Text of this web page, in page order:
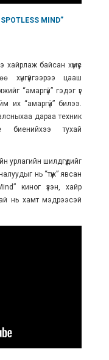
MIND”
хайрлаж байсан хүмүүс
хүнгүйгээрээ цааш
“амаргүй” гэдэг үг
их “амаргүй” билээ.
дараа техник
биенийхээ тухай
урлагийн шилдгүүдийг
нь “түүж” явсан
киног үзэн, хайр
нь хамт мэдрээсэй